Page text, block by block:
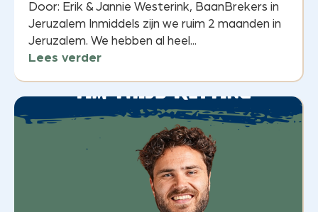
Door: Erik & Jannie Westerink, BaanBrekers in
Jeruzalem Inmiddels zijn we ruim 2 maanden in
Jeruzalem. We hebben al heel...
Lees verder